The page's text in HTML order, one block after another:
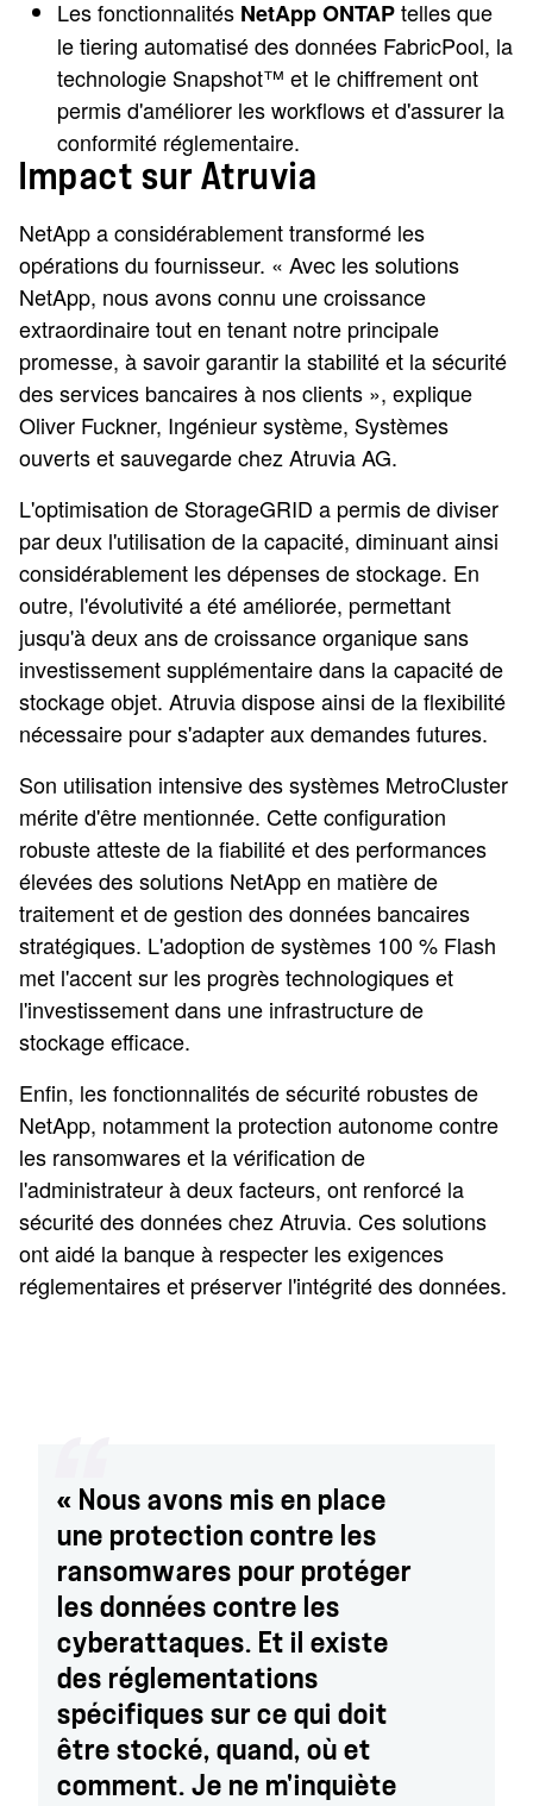
Les fonctionnalités NetApp ONTAPtelles que
le tiering automatisé des données FabricPool, la
technologie Snapshot™ et le chiffrement ont
permis d'améliorer les workflows et d'assurer la
conformité réglementaire.
Impact sur Atruvia
NetApp a considérablement transformé les
opérations du fournisseur. « Avec les solutions
NetApp, nous avons connu une croissance
extraordinaire tout en tenant notre principale
promesse, à savoir garantir la stabilité et la sécurité
des services bancaires à nos clients », explique
Oliver Fuckner, Ingénieur système, Systèmes
ouverts et sauvegarde chez Atruvia AG.
L'optimisation de StorageGRID a permis de diviser
par deux l'utilisation de la capacité, diminuant ainsi
considérablement les dépenses de stockage. En
outre, l'évolutivité a été améliorée, permettant
jusqu'à deux ans de croissance organique sans
investissement supplémentaire dans la capacité de
stockage objet. Atruvia dispose ainsi de la flexibilité
nécessaire pour s'adapter aux demandes futures.
Son utilisation intensive des systèmes MetroCluster
mérite d'être mentionnée. Cette configuration
robuste atteste de la fiabilité et des performances
élevées des solutions NetApp en matière de
traitement et de gestion des données bancaires
stratégiques. L'adoption de systèmes 100 % Flash
met l'accent sur les progrès technologiques et
l'investissement dans une infrastructure de
stockage efficace.
Enfin, les fonctionnalités de sécurité robustes de
NetApp, notamment la protection autonome contre
les ransomwares et la vérification de
l'administrateur à deux facteurs, ont renforcé la
sécurité des données chez Atruvia. Ces solutions
ont aidé la banque à respecter les exigences
réglementaires et préserver l'intégrité des données.
« Nous avons mis en place
une protection contre les
ransomwares pour protéger
les données contre les
cyberattaques. Et il existe
des réglementations
spécifiques sur ce qui doit
être stocké, quand, où et
comment. Je ne m'inquiète